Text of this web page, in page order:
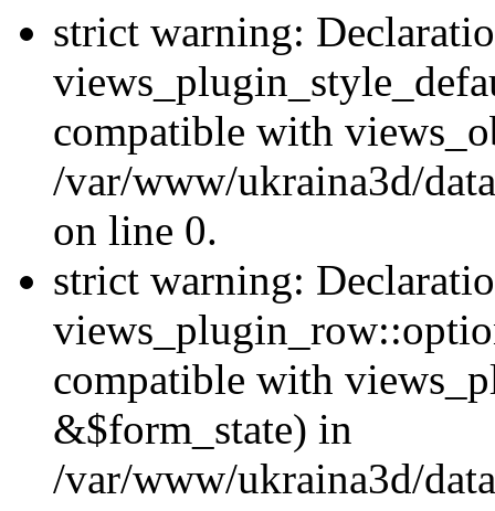
strict warning:
compatible with
/var/www/ukraina3d/
on line 0.
strict warning:
compatible with
&$form_state) in
/var/www/ukraina3d/